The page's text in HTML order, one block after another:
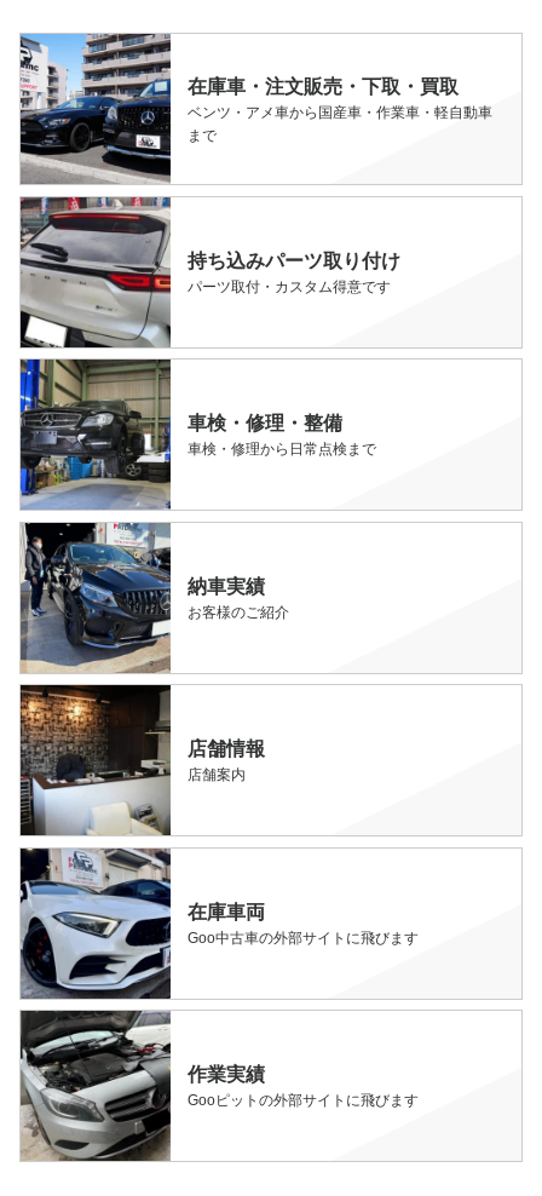
在庫車・注文販売・下取・買取
ベンツ・アメ車から国産車・作業車・軽自動車
まで
持ち込みパーツ取り付け
パーツ取付・カスタム得意です
車検・修理・整備
車検・修理から日常点検まで
納車実績
お客様のご紹介
店舗情報
店舗案内
在庫車両
Goo中古車の外部サイトに飛びます
作業実績
Gooピットの外部サイトに飛びます